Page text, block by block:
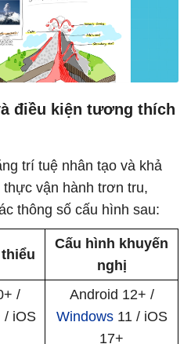
điều kiện tương thích
trí tuệ nhân tạo và khả
vận hành trơn tru,
thông số cấu hình sau:
Cấu hình khuyến
nghị
/
/ iOS
Android 12+ /
Windows11 / iOS
17+